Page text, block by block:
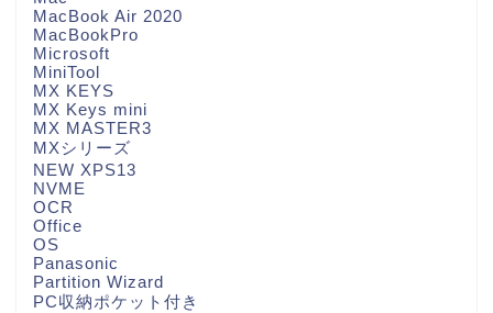
MacBook Air 2020
MacBookPro
Microsoft
MiniTool
MX KEYS
MX Keys mini
MX MASTER3
MXシリーズ
NEW XPS13
NVME
OCR
Office
OS
Panasonic
Partition Wizard
PC収納ポケット付き